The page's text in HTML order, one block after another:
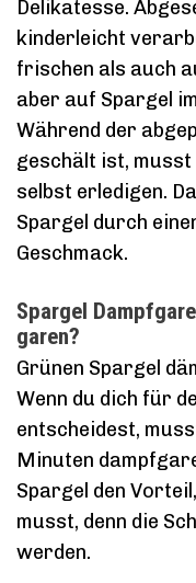
Delikatesse.
kinderleicht
frischen als auch
aber auf Spargel
Während der
geschält ist, musst
selbst erledigen.
Spargel durch
Geschmack.
Spargel
garen?
Grünen Spargel
Wenn du dich für
entscheidest,
Minuten
Spargel den
musst, denn die
werden.